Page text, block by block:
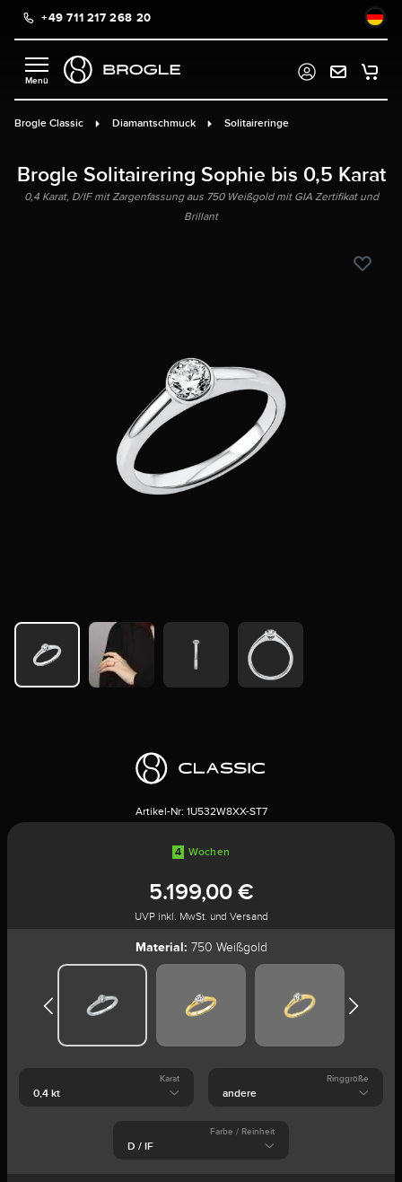
springen
+49 711 217 268 20
Brogle Classic Diamantschmuck Solitaireringe
Brogle Solitairering Sophie bis 0,5 Karat
0,4 Karat, D/IF mit Zargenfassung aus 750 Weißgold mit GIA Zertifikat und
Brillant
Artikel-Nr: 1U532W8XX-ST7
4 Wochen
5.199,00 €
UVP inkl. MwSt. und Versand
Material: 750 Weißgold
Karat Ringgröße
Farbe / Reinheit